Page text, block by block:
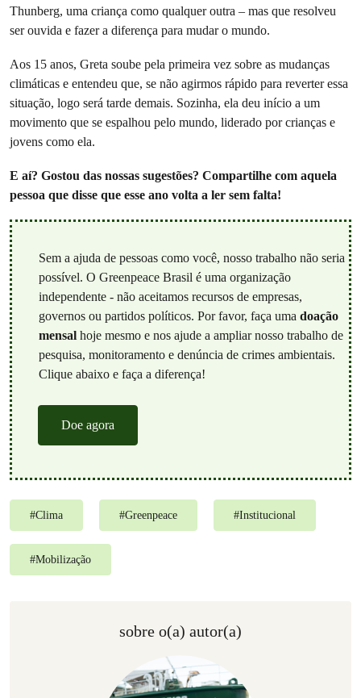
Thunberg, uma criança como qualquer outra – mas que resolveu
ser ouvida e fazer a diferença para mudar o mundo.
Aos 15 anos, Greta soube pela primeira vez sobre as mudanças
climáticas e entendeu que, se não agirmos rápido para reverter essa
situação, logo será tarde demais. Sozinha, ela deu início a um
movimento que se espalhou pelo mundo, liderado por crianças e
jovens como ela.
E aí? Gostou das nossas sugestões? Compartilhe com aquela
pessoa que disse que esse ano volta a ler sem falta!
Sem a ajuda de pessoas como você, nosso trabalho não seria
possível. O Greenpeace Brasil é uma organização
independente - não aceitamos recursos de empresas,
governos ou partidos políticos. Por favor, faça uma doação
mensalhoje mesmo e nos ajude a ampliar nosso trabalho de
pesquisa, monitoramento e denúncia de crimes ambientais.
Clique abaixo e faça a diferença!
Doe agora
#Clima #Greenpeace #Institucional
#Mobilização
sobre o(a) autor(a)